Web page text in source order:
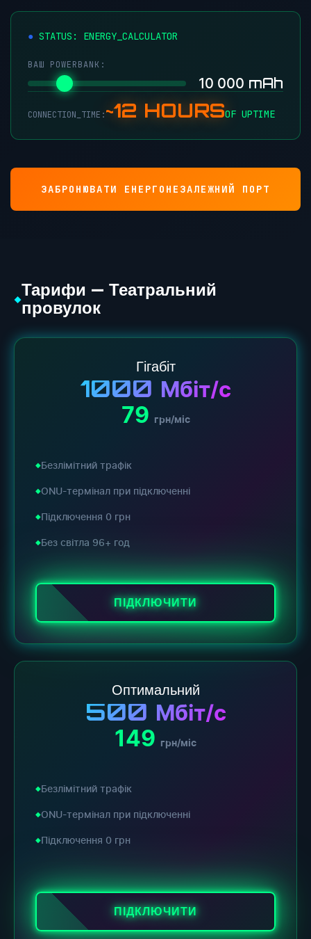
STATUS: ENERGY_CALCULATOR
ВАШ POWERBANK:
10 000 mAh
CONNECTION_TIME:~12 HOURSOF UPTIME
ЗАБРОНЮВАТИ ЕНЕРГОНЕЗАЛЕЖНИЙ ПОРТ
◆Тарифи — Театральний
провулок
Гігабіт
1000 Мбіт/с
79 грн/міс
Безлімітний трафік
ONU-термінал при підключенні
Підключення 0 грн
Без світла 96+ год
ПІДКЛЮЧИТИ
Оптимальний
500 Мбіт/с
149 грн/міс
Безлімітний трафік
ONU-термінал при підключенні
Підключення 0 грн
ПІДКЛЮЧИТИ